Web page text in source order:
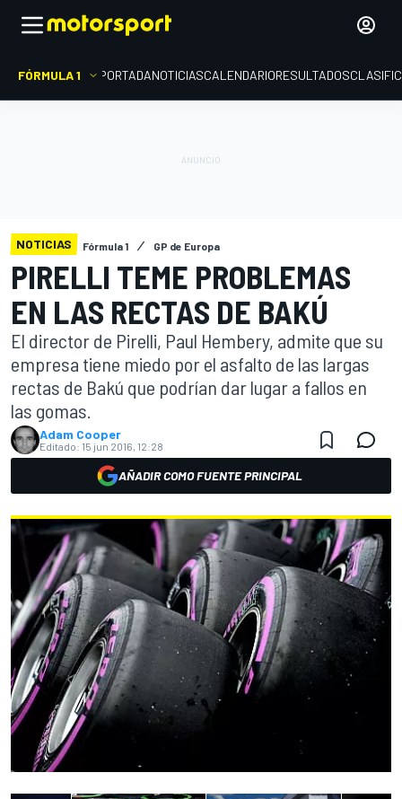
FÓRMULA 1 PORTADANOTICIASCALENDARIORESULTADOS
NOTICIAS Fórmula 1 GP de Europa
PIRELLI TEME PROBLEMAS
EN LAS RECTAS DE BAKÚ
El director de Pirelli, Paul Hembery, admite que su
empresa tiene miedo por el asfalto de las largas
rectas de Bakú que podrían dar lugar a fallos en
las gomas.
Adam Cooper
Editado: 15 jun 2016, 12:28
AÑADIR COMO FUENTE PRINCIPAL